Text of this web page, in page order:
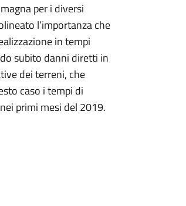
per i diversi
l’importanza che
in tempi
subito danni diretti in
dei terreni, che
caso i tempi di
primi mesi del 2019.